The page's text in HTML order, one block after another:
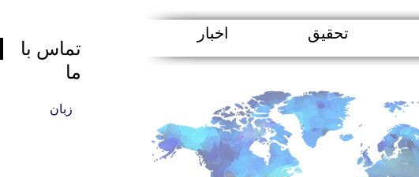
تماس با
ما
اخبار تحقیق
زبان